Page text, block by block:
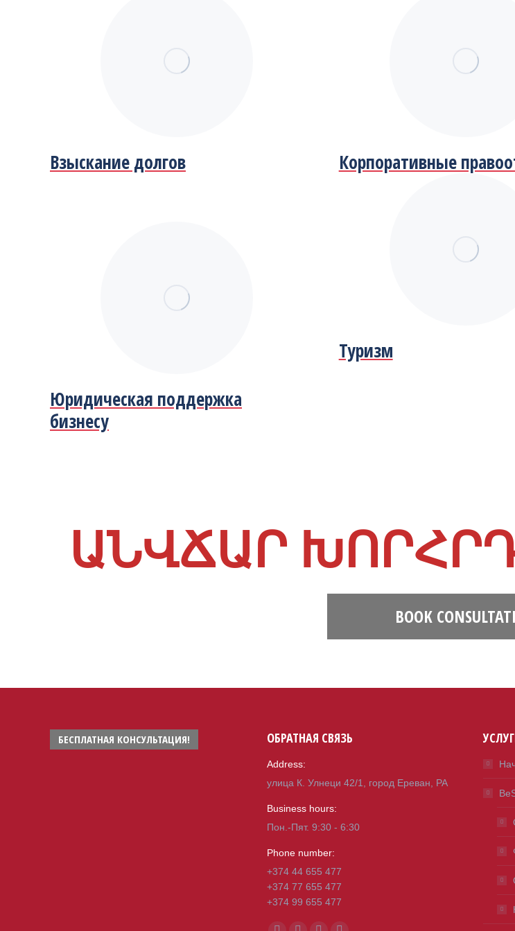
Взыскание долгов
Юридическая поддержка
бизнесу
Корпоративные
Туризм
ԱՆՎՃԱՐ
BOOK
БЕСПЛАТНАЯ КОНСУЛЬТАЦИЯ! ОБРАТНАЯ СВЯЗЬ
Address:
улица К. Улнеци 42/1, город Ереван, РА
Business hours:
Пон.-Пят. 9:30 - 6:30
Phone number:
+374 44 655 477
+374 77 655 477
+374 99 655 477
Find us on: